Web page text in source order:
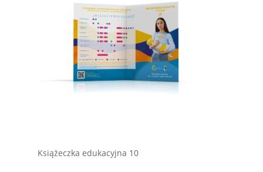
Książeczka edukacyjna 10